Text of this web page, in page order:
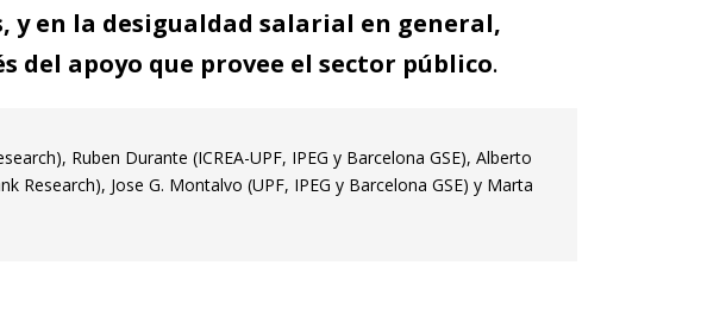
en la desigualdad salarial en general,
del apoyo que provee el sector público.
Ruben Durante (ICREA-UPF, IPEG y Barcelona GSE), Alberto
Research), Jose G. Montalvo (UPF, IPEG y Barcelona GSE) y Marta